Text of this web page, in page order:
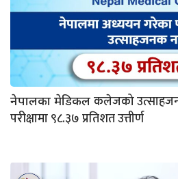
नेपालका मेडिकल कलेजको
परीक्षामा ९८.३७ प्रतिशत उत्तीर्ण